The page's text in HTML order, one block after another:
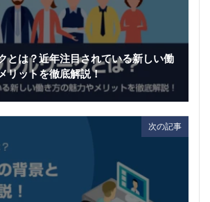
とは？近年注目されている新しい働
リットを徹底解説！
次の記事